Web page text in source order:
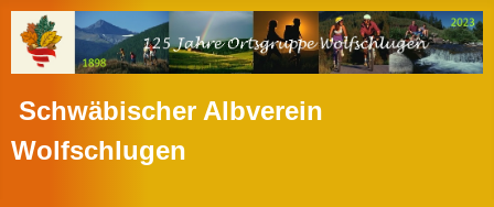
Schwäbischer Albverein
Wolfschlugen